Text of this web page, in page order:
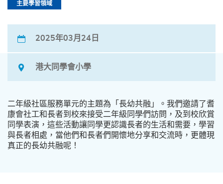
主要學習領域
2025年03月24日
港大同學會小學
二年級社區服務單元的主題為「長幼共融」。我們邀請了耆
康會社工和長者到校來接受二年級同學們訪問，及到校欣賞
同學表演，這些活動讓同學更認識長者的生活和需要，學習
與長者相處，當他們和長者們開懷地分享和交流時，更體現
真正的長幼共融呢！